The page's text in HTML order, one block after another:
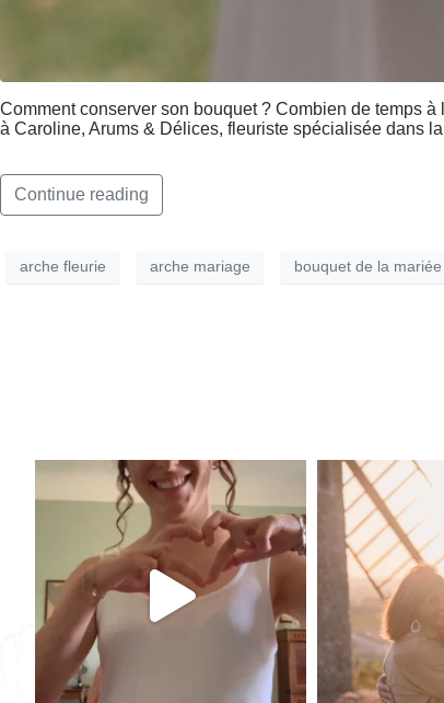
Comment conserver son bouquet ? Combien de temps
à Caroline, Arums & Délices, fleuriste spécialisée dans
Continue reading
arche fleurie arche mariage bouquet de la mariée